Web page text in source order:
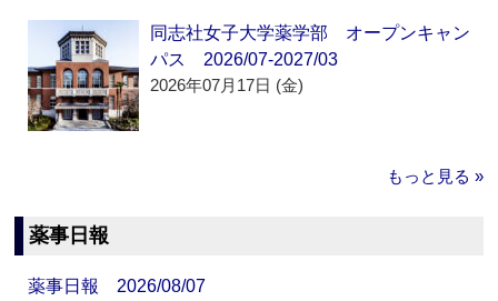
同志社女子大学薬学部 オープンキャン
パス 2026/07-2027/03
2026年07月17日 (金)
もっと見る »
薬事日報
薬事日報 2026/08/07